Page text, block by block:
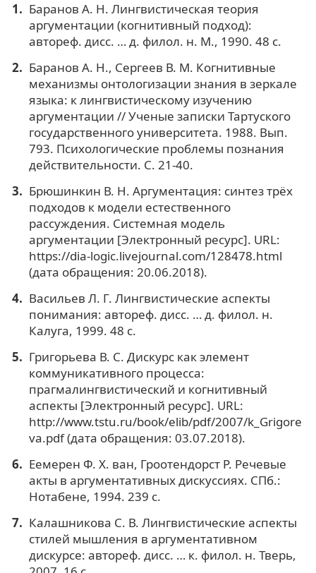
Баранов А. Н. Лингвистическая теория
аргументации (когнитивный подход):
автореф. дисс. … д. филол. н. М., 1990. 48 с.
Баранов А. Н., Сергеев В. М. Когнитивные
механизмы онтологизации знания в зеркале
языка: к лингвистическому изучению
аргументации // Ученые записки Тартуского
государственного университета. 1988. Вып.
793. Психологические проблемы познания
действительности. С. 21-40.
Брюшинкин В. Н. Аргументация: синтез трёх
подходов к модели естественного
рассуждения. Системная модель
аргументации [Электронный ресурс]. URL:
https://dia-logic.livejournal.com/128478.html
(дата обращения: 20.06.2018).
Васильев Л. Г. Лингвистические аспекты
понимания: автореф. дисс. … д. филол. н.
Калуга, 1999. 48 с.
Григорьева В. С. Дискурс как элемент
коммуникативного процесса:
прагмалингвистический и когнитивный
аспекты [Электронный ресурс]. URL:
http://www.tstu.ru/book/elib/pdf/2007/k_Grigore
va.pdf (дата обращения: 03.07.2018).
Еемерен Ф. Х. ван, Гроотендорст Р. Речевые
акты в аргументативных дискуссиях. СПб.:
Нотабене, 1994. 239 с.
Калашникова С. В. Лингвистические аспекты
стилей мышления в аргументативном
дискурсе: автореф. дисс. … к. филол. н. Тверь,